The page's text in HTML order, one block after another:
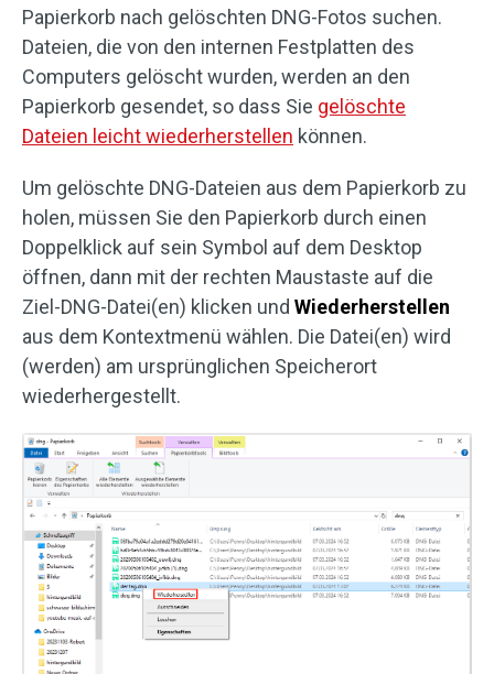
Papierkorb nach gelöschten DNG-Fotos suchen.
Dateien, die von den internen Festplatten des
Computers gelöscht wurden, werden an den
Papierkorb gesendet, so dass Sie gelöschte
Dateien leicht wiederherstellen können.
Um gelöschte DNG-Dateien aus dem Papierkorb zu
holen, müssen Sie den Papierkorb durch einen
Doppelklick auf sein Symbol auf dem Desktop
öffnen, dann mit der rechten Maustaste auf die
Ziel-DNG-Datei(en) klicken und Wiederherstellen
aus dem Kontextmenü wählen. Die Datei(en) wird
(werden) am ursprünglichen Speicherort
wiederhergestellt.